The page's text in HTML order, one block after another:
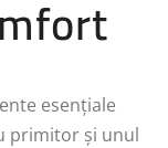
esențiale
primitor și unul